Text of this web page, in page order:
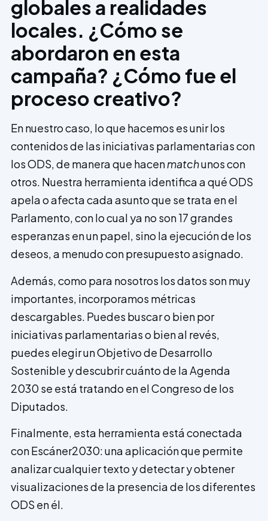
globales a realidades
locales. ¿Cómo se
abordaron en esta
campaña? ¿Cómo fue el
proceso creativo?
En nuestro caso, lo que hacemos es unir los
contenidos de las iniciativas parlamentarias con
los ODS, de manera que hacenmatchunos con
otros. Nuestra herramienta identifica a qué ODS
apela o afecta cada asunto que se trata en el
Parlamento, con lo cual ya no son 17 grandes
esperanzas en un papel, sino la ejecución de los
deseos, a menudo con presupuesto asignado.
Además, como para nosotros los datos son muy
importantes, incorporamos métricas
descargables. Puedes buscar o bien por
iniciativas parlamentarias o bien al revés,
puedes elegir un Objetivo de Desarrollo
Sostenible y descubrir cuánto de la Agenda
2030 se está tratando en el Congreso de los
Diputados.
Finalmente, esta herramienta está conectada
con Escáner2030: una aplicación que permite
analizar cualquier texto y detectar y obtener
visualizaciones de la presencia de los diferentes
ODS en él.